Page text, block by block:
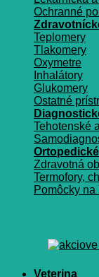
Ochranné
Teplomery
Tlakomery
Oxymetre
Inhalátory
Glukomery
Ostatné
Tehotenské
Zdravotná
Termofory,
Pomôcky
Veterina